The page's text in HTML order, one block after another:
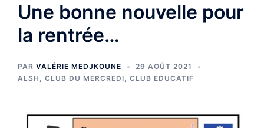
Une bonne nouvelle pour
la rentrée…
PAR VALÉRIE MEDJKOUNE
29 AOÛT 2021
ALSH , CLUB DU MERCREDI, CLUB EDUCATIF